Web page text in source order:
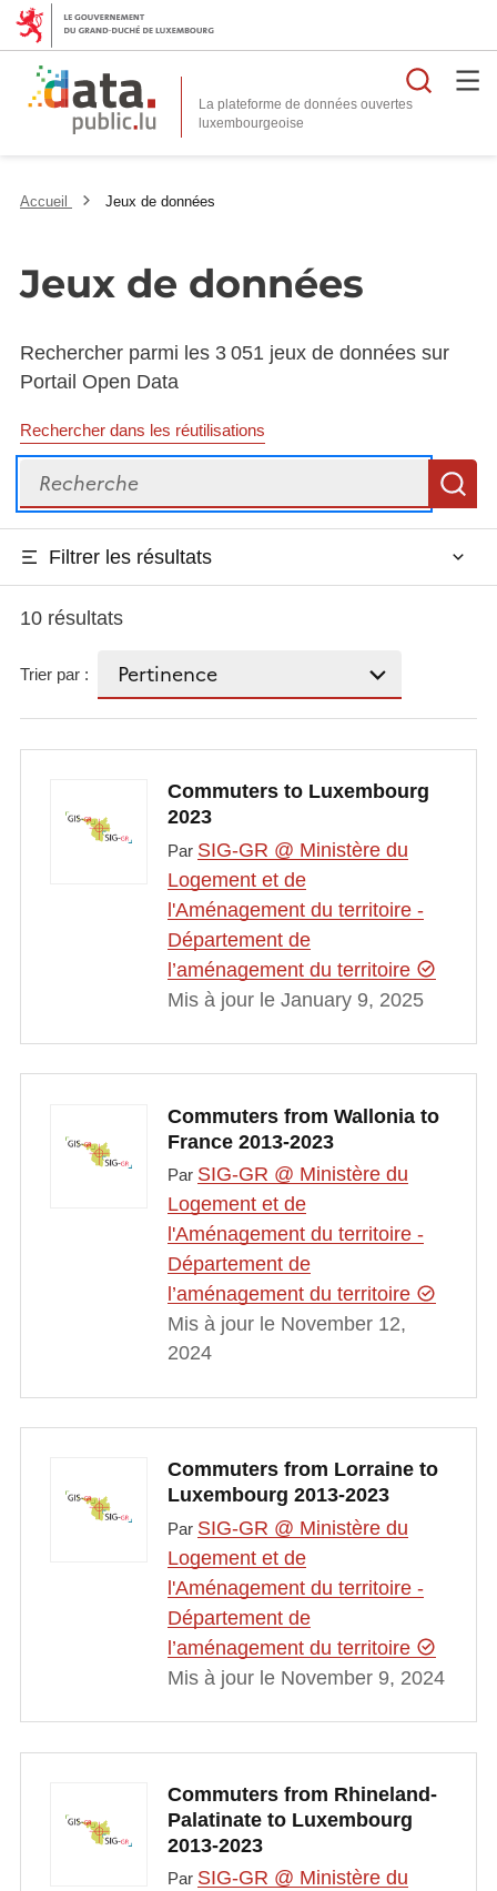
La plateforme de données ouvertes
Accueil Jeux de données
Jeux de données
Rechercher parmi les 3 051 jeux de données sur
Portail Open Data
Rechercher dans les réutilisations
Recherche
Filtrer les résultats
10 résultats
Trier par :
Commuters to Luxembourg
2023
Par SIG-GR @ Ministère du
Logement et de
l'Aménagement du territoire -
Département de
l’aménagement du territoire
Mis à jour le January 9, 2025
Commuters from Wallonia to
France 2013-2023
Par SIG-GR @ Ministère du
Logement et de
l'Aménagement du territoire -
Département de
l’aménagement du territoire
Mis à jour le November 12,
2024
Commuters from Lorraine to
Luxembourg 2013-2023
Par SIG-GR @ Ministère du
Logement et de
l'Aménagement du territoire -
Département de
l’aménagement du territoire
Mis à jour le November 9, 2024
Commuters from Rhineland-
Palatinate to Luxembourg
2013-2023
Par SIG-GR @ Ministère du